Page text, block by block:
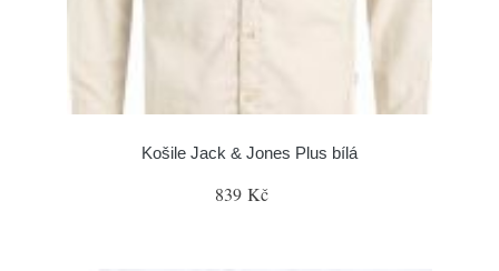
Košile Jack & Jones Plus bílá
839 Kč